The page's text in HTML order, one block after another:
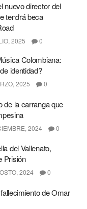
nuevo director del
tendrá beca
2025 0
Colombiana:
identidad?
2025 0
de la carranga que
2024 0
del Vallenato,
Prisión
2024 0
de Omar